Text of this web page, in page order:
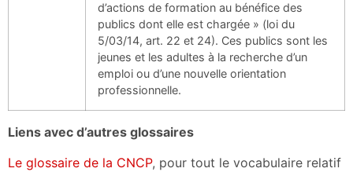
d’actions de formation au bénéfice des
publics dont elle est chargée » (loi du
5/03/14, art. 22 et 24). Ces publics sont les
jeunes et les adultes à la recherche d’un
emploi ou d’une nouvelle orientation
professionnelle.
Liens avec d’autres glossaires
Le glossaire de la CNCP, pour tout le vocabulaire relatif